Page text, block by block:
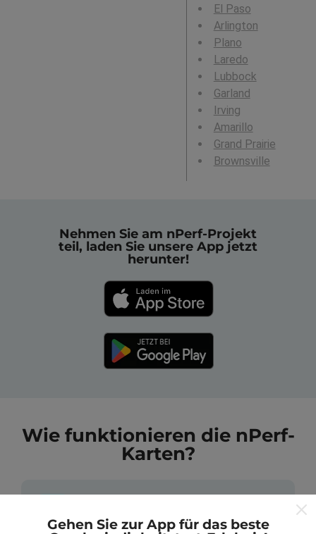
El Paso
Arlington
Plano
Laredo
Lubbock
Garland
Irving
Amarillo
Grand Prairie
Brownsville
Nehmen Sie am nPerf-Projekt
teil, laden Sie unsere App jetzt
herunter!
Wie funktionieren die nPerf-
Karten?
Gehen Sie zur App für das beste